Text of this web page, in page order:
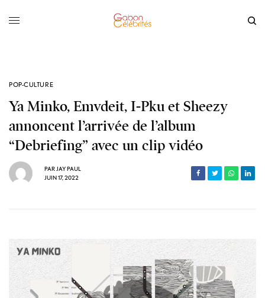
POP-CULTURE
Ya Minko, Emvdeit, I-Pku et Sheezy
annoncent l’arrivée de l’album
“Debriefing” avec un clip vidéo
PARJAY PAUL
JUIN 17, 2022